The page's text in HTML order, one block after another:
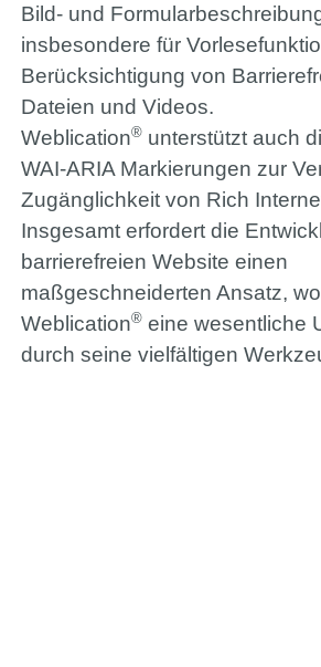
Bild- und
insbesondere für
Berücksichtigung von
Dateien und Videos.
Weblication® unterstützt auch
WAI-ARIA Markierungen zur
Zugänglichkeit von Rich
Insgesamt erfordert die
barrierefreien Website einen
maßgeschneiderten Ansatz,
Weblication® eine wesentliche
durch seine vielfältigen